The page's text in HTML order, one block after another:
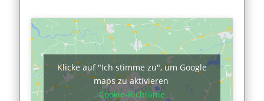
Klicke auf "Ich stimme zu", um Google
maps zu aktivieren
Cookie-Richtlinie